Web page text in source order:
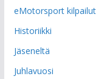
eMotorsport kilpailut
Historiikki
Jäseneltä
Juhlavuosi